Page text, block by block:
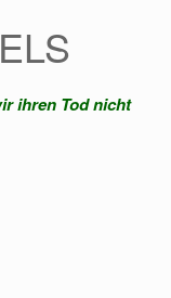
ihren Tod nicht